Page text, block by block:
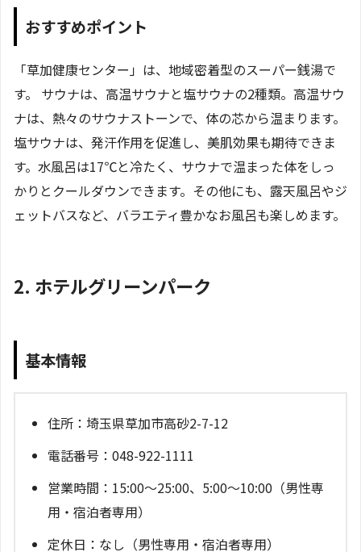
おすすめポイント
「草加健康センター」は、地域密着型のスーパー銭湯で
す。 サウナは、高温サウナと塩サウナの2種類。高温サウ
ナは、熱々のサウナストーンで、体の芯から温まります。
塩サウナは、発汗作用を促進し、美肌効果も期待できま
す。水風呂は17℃と冷たく、サウナで温まった体をしっ
かりとクールダウンできます。その他にも、露天風呂やジ
ェットバスなど、バラエティ豊かなお風呂も楽しめます。
2. ホテルグリーンパーク
基本情報
住所：埼玉県草加市高砂2-7-12
電話番号：048-922-1111
営業時間：15:00～25:00、5:00～10:00（男性専
用・宿泊者専用）
定休日：なし（男性専用・宿泊者専用）